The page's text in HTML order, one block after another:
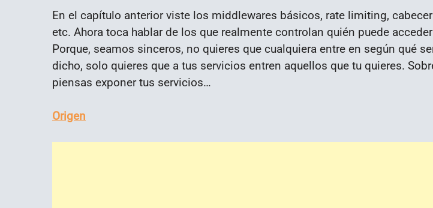
En el capítulo anterior viste los middlewares básicos, rate limiting,
etc. Ahora toca hablar de los que realmente controlan quién puede
Porque, seamos sinceros, no quieres que cualquiera entre en según qué
dicho, solo quieres que a tus servicios entren aquellos que tu quieres.
piensas exponer tus servicios…
Origen